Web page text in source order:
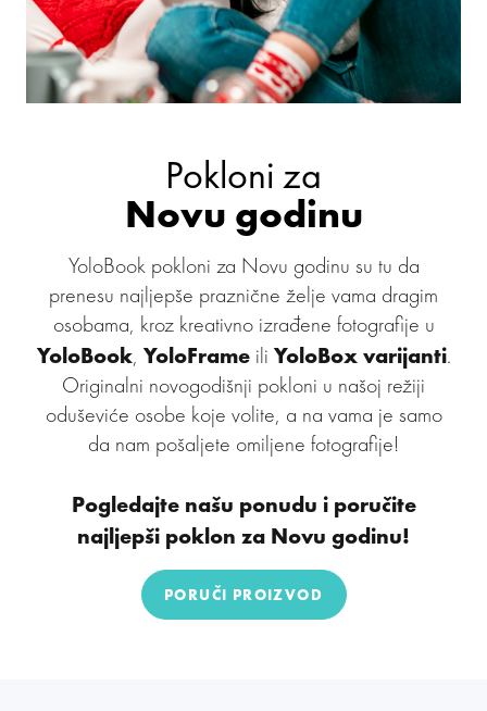
Pokloni za
Novu godinu
YoloBook pokloni za Novu godinu su tu da
prenesu najljepše praznične želje vama dragim
osobama, kroz kreativno izrađene fotografije u
YoloBook, YoloFrameili YoloBox varijanti.
Originalni novogodišnji pokloni u našoj režiji
oduševiće osobe koje volite, a na vama je samo
da nam pošaljete omiljene fotografije!
Pogledajte našu ponudu i poručite
najljepši poklon za Novu godinu!
PORUČI PROIZVOD